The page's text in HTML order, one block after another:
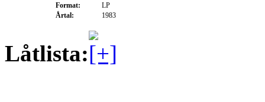
Format:
LP
Årtal:
1983
Låtlista: